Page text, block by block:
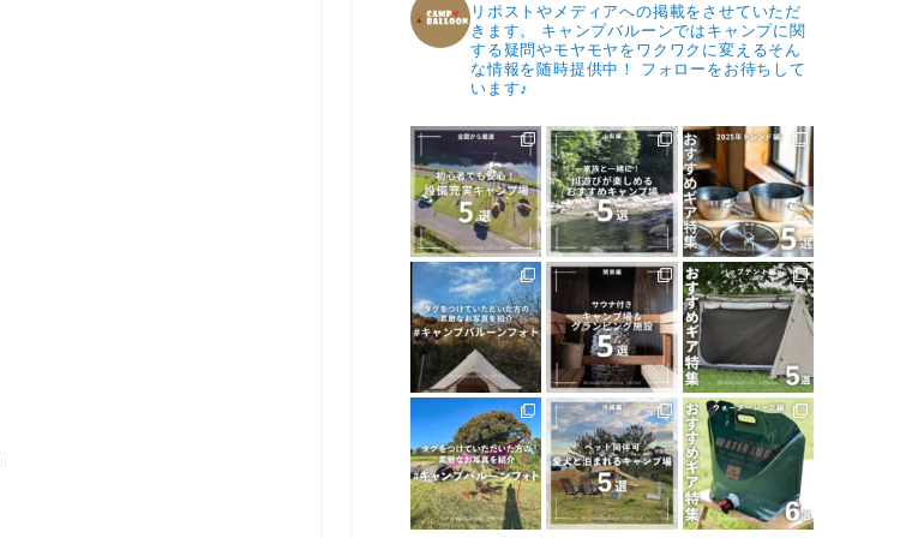
リポストやメディアへの掲載をさせていただ
きます。
キャンプバルーンではキャンプに関
する疑問やモヤモヤをワクワクに変えるそん
な情報を随時提供中！
フォローをお待ちして
います♪